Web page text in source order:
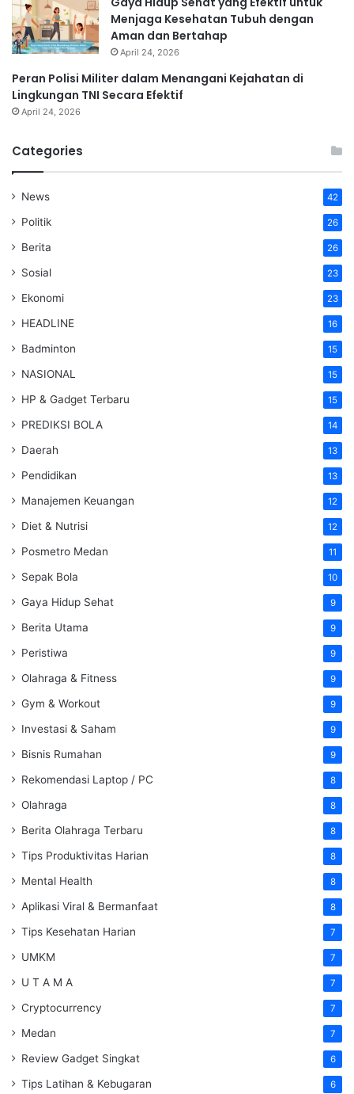
Menjaga Kesehatan Tubuh dengan
Aman dan Bertahap
April 24, 2026
Peran Polisi Militer dalam Menangani Kejahatan di
Lingkungan TNI Secara Efektif
April 24, 2026
Categories
News 42
Politik 26
Berita 26
Sosial 23
Ekonomi 23
HEADLINE 16
Badminton 15
NASIONAL 15
HP & Gadget Terbaru 15
PREDIKSI BOLA 14
Daerah 13
Pendidikan 13
Manajemen Keuangan 12
Diet & Nutrisi 12
Posmetro Medan 11
Sepak Bola 10
Gaya Hidup Sehat 9
Berita Utama 9
Peristiwa 9
Olahraga & Fitness 9
Gym & Workout 9
Investasi & Saham 9
Bisnis Rumahan 9
Rekomendasi Laptop / PC 8
Olahraga 8
Berita Olahraga Terbaru 8
Tips Produktivitas Harian 8
Mental Health 8
Aplikasi Viral & Bermanfaat 8
Tips Kesehatan Harian 7
UMKM 7
U T A M A 7
Cryptocurrency 7
Medan 7
Review Gadget Singkat 6
Tips Latihan & Kebugaran 6